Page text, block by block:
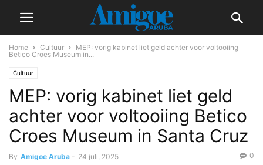
Home Cultuur
MEP: vorig kabinet liet geld achter voor voltooiing
Betico Croes Museum in...
Cultuur
MEP: vorig kabinet liet geld
achter voor voltooiing Betico
Croes Museum in Santa Cruz
By Amigoe Aruba - 24 juli, 2025 0